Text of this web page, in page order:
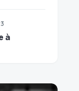
à